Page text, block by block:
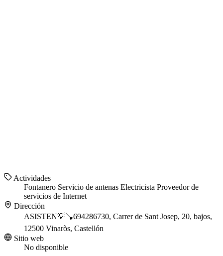
Actividades
Fontanero Servicio de antenas Electricista Proveedor de
servicios de Internet
Dirección
ASISTEN💡🪠694286730, Carrer de Sant Josep, 20, bajos,
12500 Vinaròs, Castellón
Sitio web
No disponible